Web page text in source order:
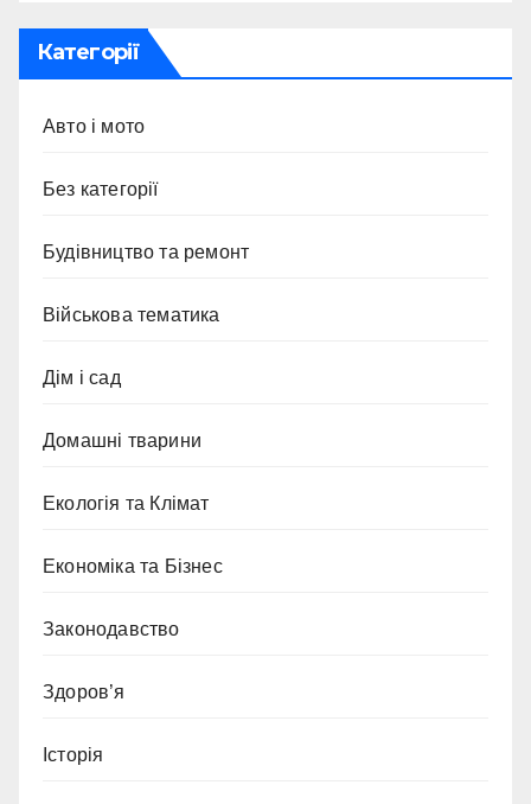
Категорії
Авто і мото
Без категорії
Будівництво та ремонт
Військова тематика
Дім і сад
Домашні тварини
Екологія та Клімат
Економіка та Бізнес
Законодавство
Здоров’я
Історія